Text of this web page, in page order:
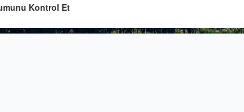
Kontrol Et